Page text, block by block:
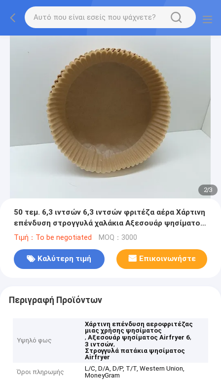
2/3
50 τεμ. 6,3 ιντσών 6,3 ιντσών φριτέζα αέρα Χάρτινη
επένδυση στρογγυλά χαλάκια Αξεσουάρ ψησίματος
κουζίνας
Τιμή：To be negotiated MOQ：3000
Καλύτερη τιμή Επικοινωνήστε
Περιγραφή Προϊόντων
Υψηλό φως
Χάρτινη επένδυση αεροφριτέζας
μιας χρήσης ψησίματος
,Αξεσουάρ ψησίματος Airfryer 6,
3 ιντσών,
Στρογγυλά πατάκια ψησίματος
Airfryer
Όροι πληρωμής
L/C, D/A, D/P, T/T, Western Union,
MoneyGram